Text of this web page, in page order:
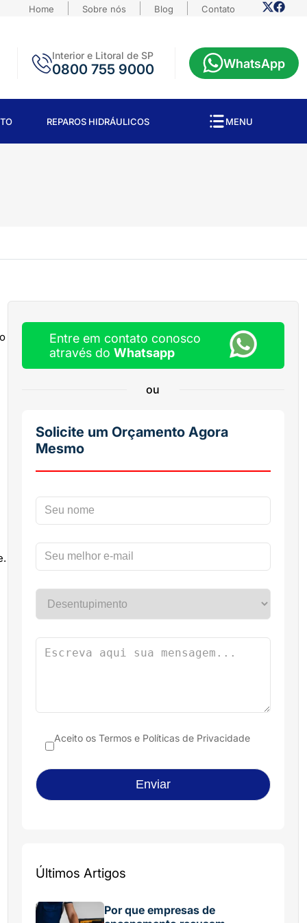
Home Sobre nós Blog Contato
Interior e Litoral de SP
0800 755 9000 WhatsApp
REPAROS HIDRÁULICOS MENU
Entre em contato conosco
através do Whatsapp
ou
Solicite um Orçamento Agora
Mesmo
Aceito os Termos e Políticas de Privacidade
Últimos Artigos
Por que empresas de